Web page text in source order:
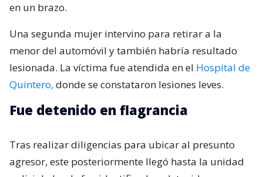
en un brazo.
Una segunda mujer intervino para retirar a la
menor del automóvil y también habría resultado
lesionada. La víctima fue atendida en el Hospital de
Quintero, donde se constataron lesiones leves.
Fue detenido en flagrancia
Tras realizar diligencias para ubicar al presunto
agresor, este posteriormente llegó hasta la unidad